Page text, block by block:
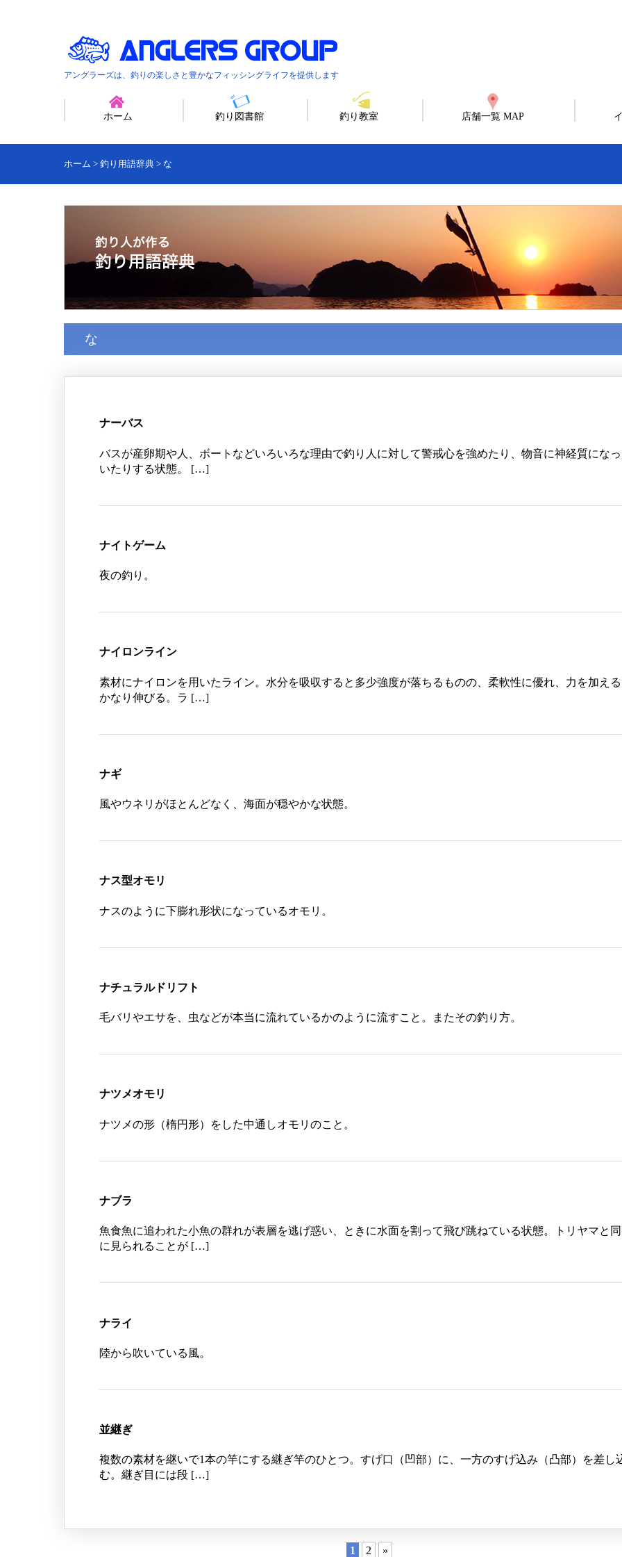
アングラーズは、釣りの楽しさと豊かなフィッシングライフを提供します
ホーム 釣り図書館 釣り教室 店舗一覧 MAP
ホーム > 釣り用語辞典 > な
な
ナーバス
バスが産卵期や人、ボートなどいろいろな理由で釣り人に対して警戒心を強めたり、物音に神経質にな
いたりする状態。 […]
ナイトゲーム
夜の釣り。
ナイロンライン
素材にナイロンを用いたライン。水分を吸収すると多少強度が落ちるものの、柔軟性に優れ、力を加え
かなり伸びる。ラ […]
ナギ
風やウネリがほとんどなく、海面が穏やかな状態。
ナス型オモリ
ナスのように下膨れ形状になっているオモリ。
ナチュラルドリフト
毛バリやエサを、虫などが本当に流れているかのように流すこと。またその釣り方。
ナツメオモリ
ナツメの形（楕円形）をした中通しオモリのこと。
ナブラ
魚食魚に追われた小魚の群れが表層を逃げ惑い、ときに水面を割って飛び跳ねている状態。トリヤマと
に見られることが […]
ナライ
陸から吹いている風。
並継ぎ
複数の素材を継いで1本の竿にする継ぎ竿のひとつ。すげ口（凹部）に、一方のすげ込み（凸部）を差し
む。継ぎ目には段 […]
1 2 »